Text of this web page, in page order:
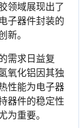
领域展现出了
子器件封装的
新。
需求日益复
氧化铝因其独
性能为电子器
器件的稳定性
为重要。